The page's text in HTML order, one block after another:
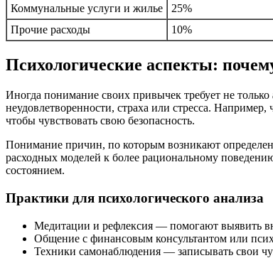
Коммунальные услуги и жилье
25%
Прочие расходы
10%
Психологические аспекты:
Иногда понимание своих привычек требует не
неудовлетворенности, страха или стресса.
чтобы чувствовать свою безопасность.
Понимание причин, по которым возникают
расходных моделей к более рациональному
состоянием.
Практики для психологического анализа
Медитации и рефлексия — помогают выявить
Общение с финансовым консультантом или
Техники самонаблюдения — записывать свои